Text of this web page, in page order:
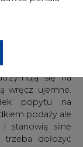
katalizatorów
trendy -
wręcz ujemne.
popytu na
podaży ale
stanowią silne
dołożyć
każdorazowo
bieżącymi
przerobieniu)
obciążenia